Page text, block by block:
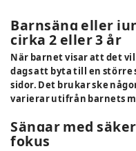
Barnsäng eller
cirka 2 eller 3 år
När barnet visar att det
dags att byta till en större
sidor. Det brukar ske
varierar utifrån barnets
Sängar med
fokus